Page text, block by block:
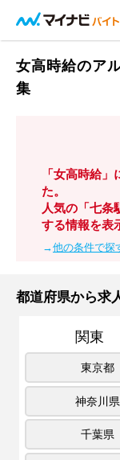
女高時給のア
集
「女高時給
た。
人気の「七条
する情報を表
→他の条件で探
都道府県から求
関東
東京都
神奈川県
千葉県